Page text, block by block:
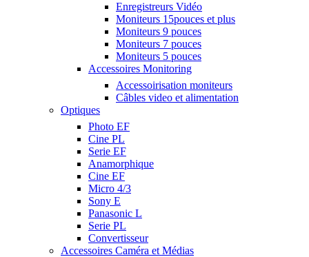
Enregistreurs Vidéo
Moniteurs 15pouces et plus
Moniteurs 9 pouces
Moniteurs 7 pouces
Moniteurs 5 pouces
Accessoires Monitoring
Accessoirisation moniteurs
Câbles video et alimentation
Optiques
Photo EF
Cine PL
Serie EF
Anamorphique
Cine EF
Micro 4/3
Sony E
Panasonic L
Serie PL
Convertisseur
Accessoires Caméra et Médias